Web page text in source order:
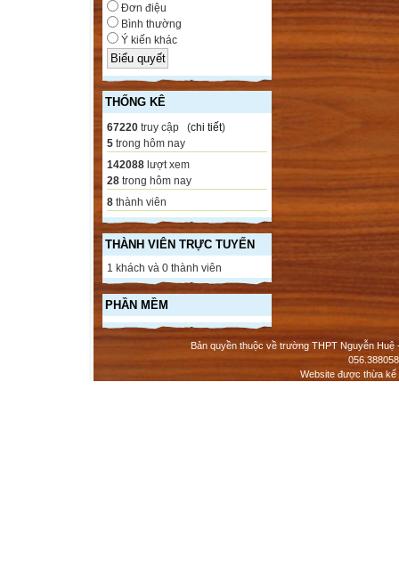
Đơn điệu
Bình thường
Ý kiến khác
THỐNG KÊ
67220 truy cập (chi tiết)
5 trong hôm nay
142088 lượt xem
28 trong hôm nay
8 thành viên
THÀNH VIÊN TRỰC TUYẾN
1 khách và 0 thành viên
PHẦN MỀM
Bản quyền thuộc về trường THPT Nguyễn
Website được thừa